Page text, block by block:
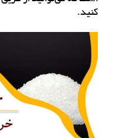
کنید.